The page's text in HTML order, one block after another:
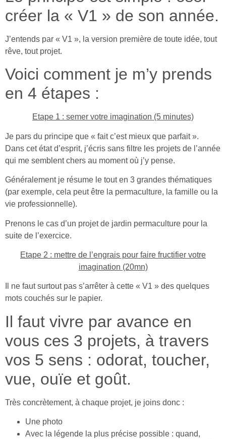
créer la « V1 » de son année.
J’entends par « V1 », la version première de toute idée, tout
rêve, tout projet.
Voici comment je m’y prends
en 4 étapes :
Etape 1 : semer votre imagination (5 minutes)
Je pars du principe que « fait c’est mieux que parfait ».
Dans cet état d’esprit, j’écris sans filtre les projets de l’année
qui me semblent chers au moment où j’y pense.
Généralement je résume le tout en 3 grandes thématiques
(par exemple, cela peut être la permaculture, la famille ou la
vie professionnelle).
Prenons le cas d’un projet de jardin permaculture pour la
suite de l’exercice.
Etape 2 : mettre de l’engrais pour faire fructifier votre
imagination (20mn)
Il ne faut surtout pas s’arrêter à cette « V1 » des quelques
mots couchés sur le papier.
Il faut vivre par avance en
vous ces 3 projets, à travers
vos 5 sens : odorat, toucher,
vue, ouïe et goût.
Très concrètement, à chaque projet, je joins donc :
Une photo
Avec la légende la plus précise possible : quand,